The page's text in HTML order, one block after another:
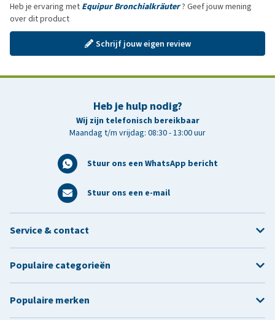
Heb je ervaring met Equipur Bronchialkräuter? Geef jouw mening
over dit product
Schrijf jouw eigen review
Heb je hulp nodig?
Wij zijn telefonisch bereikbaar
Maandag t/m vrijdag: 08:30 - 13:00 uur
Stuur ons een WhatsApp bericht
Stuur ons een e-mail
Service & contact
Populaire categorieën
Populaire merken